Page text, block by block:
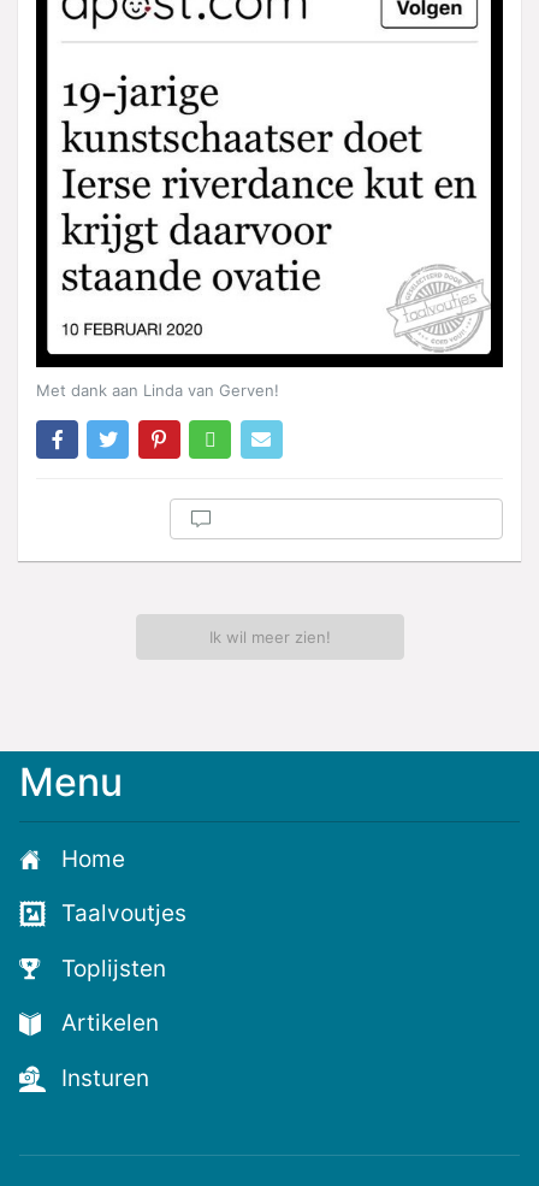
Met dank aan Linda van Gerven!
Ik wil meer zien!
Meld
voor
de
nieuwste
voutjes
en
de
voutste
nieuwtjes!
Menu
Home
Taalvoutjes
Toplijsten
Artikelen
Insturen